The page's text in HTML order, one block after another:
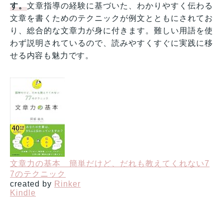
す。文章指導の経験に基づいた、わかりやすく伝わる
文章を書くためのテクニックが例文とともにされてお
り、総合的な文章力が身に付きます。難しい用語を使
わず説明されているので、読みやすくすぐに実践に移
せる内容も魅力です。
文章力の基本 簡単だけど、だれも教えてくれない7
7のテクニック
created by Rinker
Kindle